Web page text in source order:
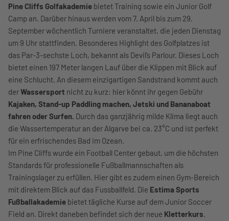
Pine Cliffs Golfakademie bietet Training sowie ein Junior Golf
Camp an. Darüber hinaus werden vom 7. April bis zum 29.
September wöchentlich Turniere veranstaltet, die jeden Dienstag
um 9 Uhr stattfinden. Besonderes Highlight des Golfplatzes ist
das Par-3-sechste Loch, bekannt als Devil’s Parlour. Dieses Loch
bietet einen 197 Meter langen Lauf über die Klippen mit Blick auf
eine Schlucht. An diesem einzigartigen Sandstrand kommt auch
derWassersport nicht zu kurz: hier könnt ihr gegen Gebühr
Kajaken, Stand-up Paddling machen, Jetski und Bananaboat
fahren oder Surfen. Durch das ganzjährig milde Klima liegt auch
die Wassertemperatur an der Algarve bei ca. 23°C und ist perfekt
für ein erfrischendes Bad im Ozean.
Im Pine Cliffs wurde ein Football Center gebaut, um die höchsten
Standards für professionelle Fußballmannschaften als
Trainingslager zu erfüllen. Hier gibt es zudem einen Gym-Bereich
mit direktem Blick auf das Fussballfeld. Die Estima Sports
Fußballakademie bietet tägliche Kurse auf dem Junior Soccer
Field an. Direkt daneben befindet sich der neue Kletterkurs.